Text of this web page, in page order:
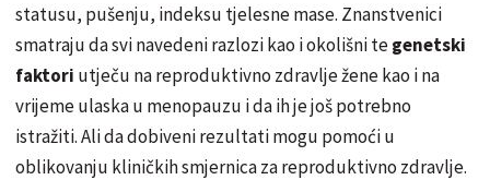
statusu, pušenju, indeksu tjelesne mase. Znanstvenici
smatraju da svi navedeni razlozi kao i okolišni tegenetski
faktori utječu na reproduktivno zdravlje žene kao i na
vrijeme ulaska u menopauzu i da ih je još potrebno
istražiti. Ali da dobiveni rezultati mogu pomoći u
oblikovanju kliničkih smjernica za reproduktivno zdravlje.